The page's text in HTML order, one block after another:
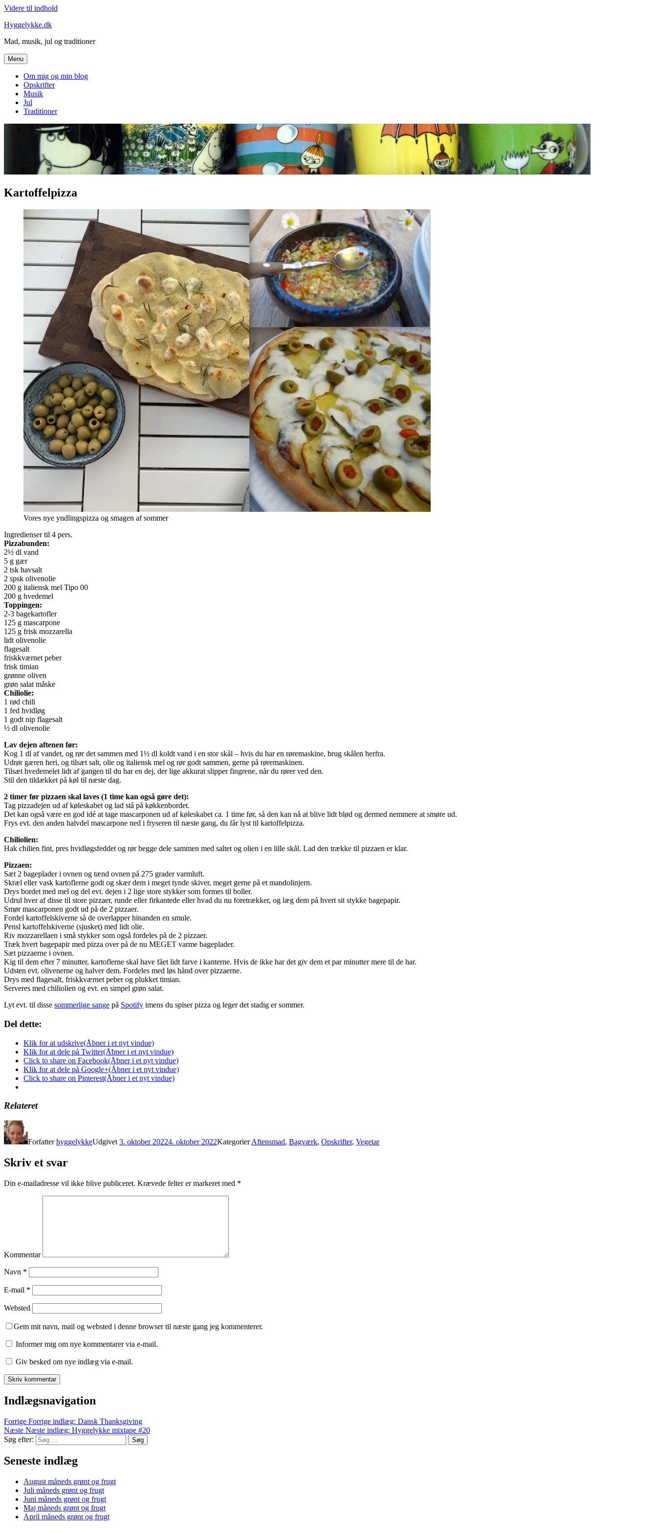
Videre til indhold
Hyggelykke.dk
Mad, musik, jul og traditioner
Menu
Om mig og min blog
Opskrifter
Musik
Jul
Traditioner
Kartoffelpizza
Vores nye yndlingspizza og smagen af sommer
Ingredienser til 4 pers.
Pizzabunden:
2½ dl vand
5 g gær
2 tsk havsalt
2 spsk olivenolie
200 g italiensk mel Tipo 00
200 g hvedemel
Toppingen:
2-3 bagekartofler
125 g mascarpone
125 g frisk mozzarella
lidt olivenolie
flagesalt
friskkværnet peber
frisk timian
grønne oliven
grøn salat måske
Chiliolie:
1 rød chili
1 fed hvidløg
1 godt nip flagesalt
½ dl olivenolie
Lav dejen aftenen før:
Kog 1 dl af vandet, og rør det sammen med 1½ dl koldt vand i en stor skål – hvis du har en røremaskine, brug skålen herfra.
Udrør gæren heri, og tilsæt salt, olie og italiensk mel og rør godt sammen, gerne på røremaskinen.
Tilsæt hvedemelet lidt af gangen til du har en dej, der lige akkurat slipper fingrene, når du rører ved den.
Stil den tildækket på køl til næste dag.
2 timer før pizzaen skal laves (1 time kan også gøre det):
Tag pizzadejen ud af køleskabet og lad stå på køkkenbordet.
Det kan også være en god idé at tage mascarponen ud af køleskabet ca. 1 time før, så den kan nå at blive lidt blød og dermed nemmere at smøre ud.
Frys evt. den anden halvdel mascarpone ned i fryseren til næste gang, du får lyst til kartoffelpizza.
Chiliolien:
Hak chilien fint, pres hvidløgsfeddet og rør begge dele sammen med saltet og olien i en lille skål. Lad den trække til pizzaen er klar.
Pizzaen:
Sæt 2 bageplader i ovnen og tænd ovnen på 275 grader varmluft.
Skræl eller vask kartoflerne godt og skær dem i meget tynde skiver, meget gerne på et mandolinjern.
Drys bordet med mel og del evt. dejen i 2 lige store stykker som formes til boller.
Udrul hver af disse til store pizzaer, runde eller firkantede eller hvad du nu foretrækker, og læg dem på hvert sit stykke bagepapir.
Smør mascarponen godt ud på de 2 pizzaer.
Fordel kartoffelskiverne så de overlapper hinanden en smule.
Pensl kartoffelskiverne (sjusket) med lidt olie.
Riv mozzarellaen i små stykker som også fordeles på de 2 pizzaer.
Træk hvert bagepapir med pizza over på de nu MEGET varme bageplader.
Sæt pizzaerne i ovnen.
Kig til dem efter 7 minutter, kartoflerne skal have fået lidt farve i kanterne. Hvis de ikke har det giv dem et par minutter mere til de har.
Udsten evt. olivenerne og halver dem. Fordeles med løs hånd over pizzaerne.
Drys med flagesalt, friskkværnet peber og plukket timian.
Serveres med chiliolien og evt. en simpel grøn salat.
Lyt evt. til disse sommerlige sange på Spotify imens du spiser pizza og leger det stadig er sommer.
Del dette:
Klik for at udskrive(Åbner i et nyt vindue)
Klik for at dele på Twitter(Åbner i et nyt vindue)
Click to share on Facebook(Åbner i et nyt vindue)
Klik for at dele på Google+(Åbner i et nyt vindue)
Click to share on Pinterest(Åbner i et nyt vindue)
Relateret
ForfatterhyggelykkeUdgivet 3. oktober 20224. oktober 2022KategorierAftensmad, Bagværk, Opskrifter, Vegetar
Skriv et svar
Din e-mailadresse vil ikke blive publiceret. Krævede felter er markeret med *
Kommentar
Navn *
E-mail *
Websted
Gem mit navn, mail og websted i denne browser til næste gang jeg kommenterer.
Informer mig om nye kommentarer via e-mail.
Giv besked om nye indlæg via e-mail.
Indlægsnavigation
Forrige Forrige indlæg: Dansk Thanksgiving
Næste Næste indlæg: Hyggelykke mixtape #20
Søg efter:
Søg
Seneste indlæg
August måneds grønt og frugt
Juli måneds grønt og frugt
Juni måneds grønt og frugt
Maj måneds grønt og frugt
April måneds grønt og frugt